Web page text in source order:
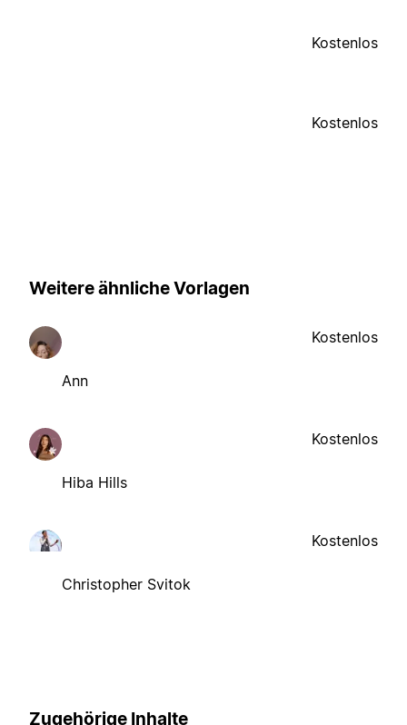
Kostenlos
Kostenlos
Weitere ähnliche Vorlagen
Ann
Kostenlos
Hiba Hills
Kostenlos
Christopher Svitok
Kostenlos
Zugehörige Inhalte